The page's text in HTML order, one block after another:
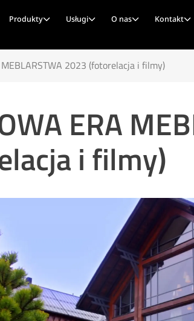
Produkty Usługi O nas Kontakt
2023 (fotorelacja i filmy)
ERA
i filmy)